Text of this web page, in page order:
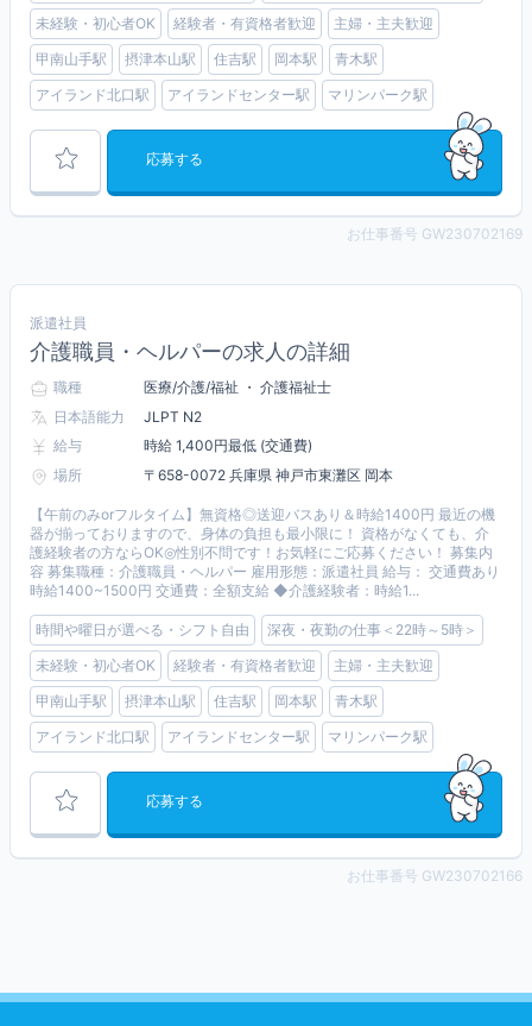
未経験・初心者OK
経験者・有資格者歓迎
主婦・主夫歓迎
甲南山手駅
摂津本山駅 住吉駅 岡本駅
青木駅
アイランド北口駅
アイランドセンター駅 マリンパーク駅
応募する
お仕事番号 GW230702169
派遣社員
介護職員・ヘルパーの求人の詳細
職種
医療/介護/福祉 ・ 介護福祉士
日本語能力
JLPT N2
給与
時給 1,400円最低 (交通費)
場所
〒658-0072 兵庫県 神戸市東灘区 岡本
【午前のみorフルタイム】無資格◎送迎バスあり＆時給1400円 最近の機
器が揃っておりますので、身体の負担も最小限に！ 資格がなくても、介
護経験者の方ならOK◎性別不問です！お気軽にご応募ください！ 募集内
容 募集職種：介護職員・ヘルパー 雇用形態：派遣社員 給与： 交通費あり
時給1400~1500円 交通費：全額支給 ◆介護経験者：時給1...
時間や曜日が選べる・シフト自由
深夜・夜勤の仕事＜22時～5時＞
未経験・初心者OK
経験者・有資格者歓迎
主婦・主夫歓迎
甲南山手駅
摂津本山駅 住吉駅 岡本駅
青木駅
アイランド北口駅
アイランドセンター駅 マリンパーク駅
応募する
お仕事番号 GW230702166